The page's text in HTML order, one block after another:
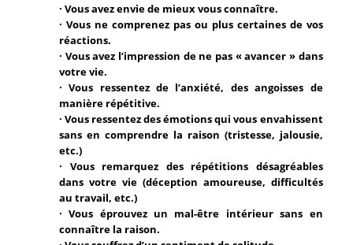
· Vous avez envie de mieux vous connaître.
· Vous ne comprenez pas ou plus certaines de vos
réactions.
· Vous avez l’impression de ne pas « avancer » dans
votre vie.
· Vous ressentez de l’anxiété, des angoisses de
manière répétitive.
· Vous ressentez des émotions qui vous envahissent
sans en comprendre la raison (tristesse, jalousie,
etc.)
· Vous remarquez des répétitions désagréables
dans votre vie (déception amoureuse, difficultés
au travail, etc.)
· Vous éprouvez un mal-être intérieur sans en
connaître la raison.